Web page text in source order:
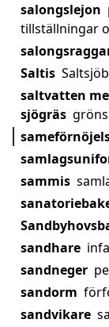
salongslejon
tillställningar
Saltis
saltvatten
sjögräs
sammis
sandhare
sandneger
sandorm
sandvikare